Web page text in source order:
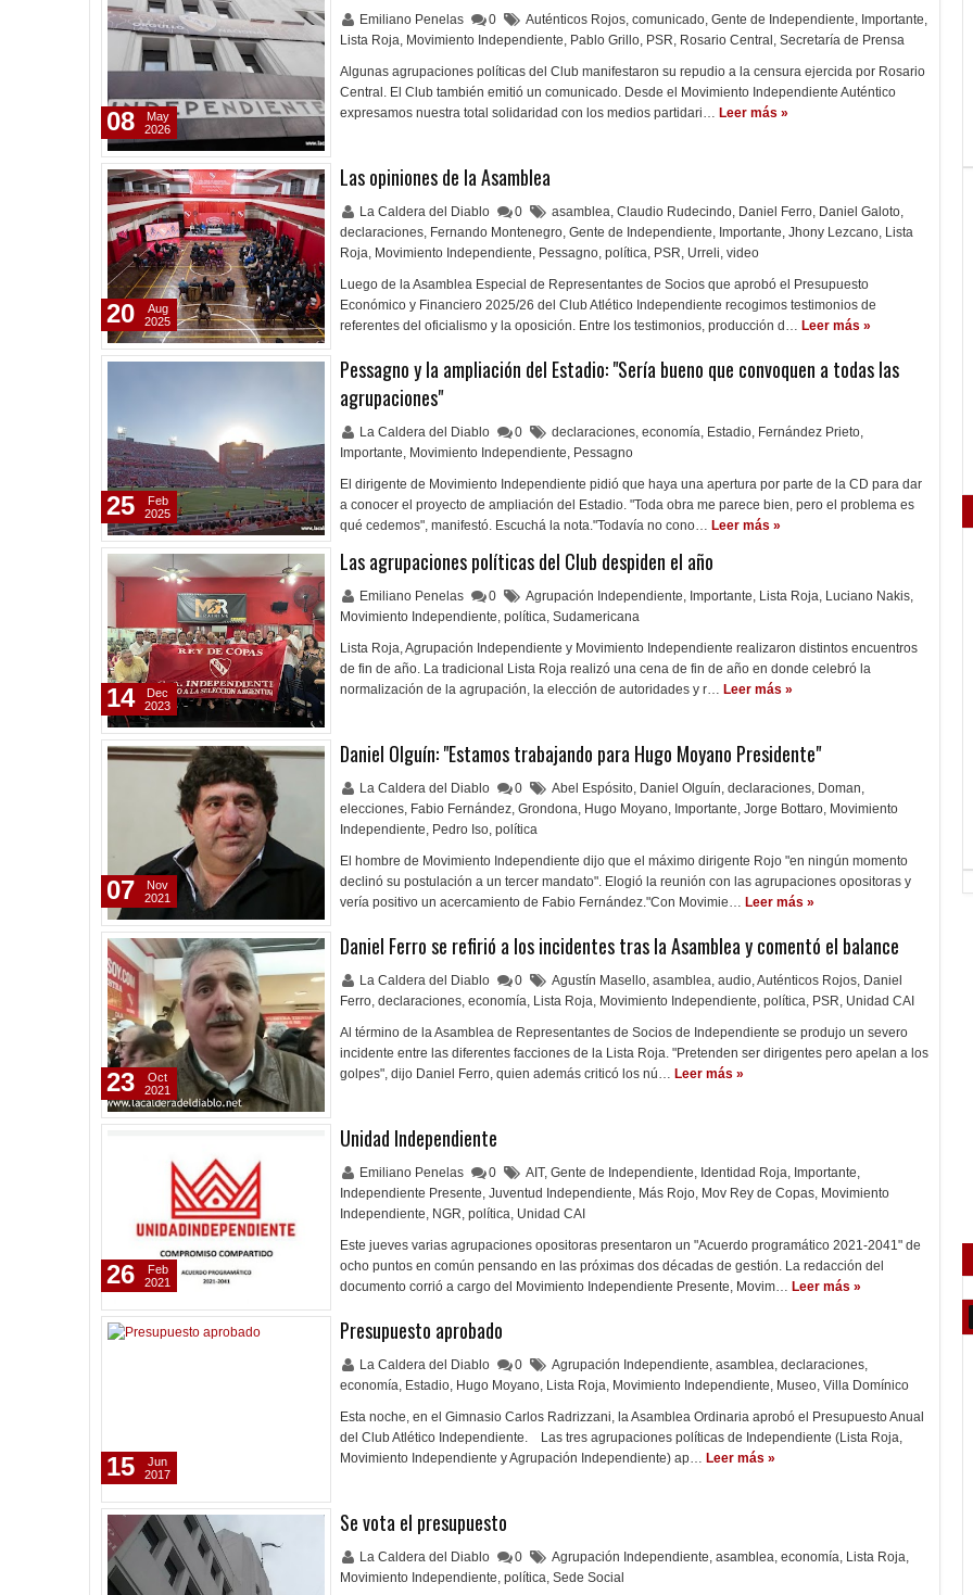
Emiliano Penelas 0 Auténticos Rojos, comunicado, Gente de Independiente, Importante,
Lista Roja, Movimiento Independiente, Pablo Grillo, PSR, Rosario Central , Secretaría de Prensa
Algunas agrupaciones políticas del Club manifestaron su repudio a la censura ejercida por Rosario
Central. El Club también emitió un comunicado. Desde el Movimiento Independiente Auténtico
expresamos nuestra total solidaridad con los medios partidari… Leer más »
08
May
2026
Las opiniones de la Asamblea
La Caldera del Diablo 0 asamblea, Claudio Rudecindo, Daniel Ferro, Daniel Galoto,
declaraciones, Fernando Montenegro, Gente de Independiente, Importante, Jhony Lezcano, Lista
Roja, Movimiento Independiente, Pessagno, política, PSR, Urreli, video
Luego de la Asamblea Especial de Representantes de Socios que aprobó el Presupuesto
Económico y Financiero 2025/26 del Club Atlético Independiente recogimos testimonios de
referentes del oficialismo y la oposición. Entre los testimonios, producción d… Leer más »
20
Aug
2025
Pessagno y la ampliación del Estadio: "Sería bueno que convoquen a todas las
agrupaciones"
La Caldera del Diablo 0 declaraciones, economía, Estadio, Fernández Prieto,
Importante, Movimiento Independiente, Pessagno
El dirigente de Movimiento Independiente pidió que haya una apertura por parte de la CD para dar
a conocer el proyecto de ampliación del Estadio. "Toda obra me parece bien, pero el problema es
qué cedemos", manifestó. Escuchá la nota."Todavía no cono… Leer más »
25
Feb
2025
Las agrupaciones políticas del Club despiden el año
Emiliano Penelas 0 Agrupación Independiente, Importante, Lista Roja, Luciano Nakis,
Movimiento Independiente, política, Sudamericana
Lista Roja, Agrupación Independiente y Movimiento Independiente realizaron distintos encuentros
de fin de año. La tradicional Lista Roja realizó una cena de fin de año en donde celebró la
normalización de la agrupación, la elección de autoridades y r… Leer más »
14
Dec
2023
Daniel Olguín: "Estamos trabajando para Hugo Moyano Presidente"
La Caldera del Diablo 0 Abel Espósito, Daniel Olguín, declaraciones, Doman,
elecciones, Fabio Fernández, Grondona, Hugo Moyano, Importante, Jorge Bottaro, Movimiento
Independiente, Pedro Iso, política
El hombre de Movimiento Independiente dijo que el máximo dirigente Rojo "en ningún momento
declinó su postulación a un tercer mandato". Elogió la reunión con las agrupaciones opositoras y
vería positivo un acercamiento de Fabio Fernández."Con Movimie… Leer más »
07
Nov
2021
Daniel Ferro se refirió a los incidentes tras la Asamblea y comentó el balance
La Caldera del Diablo 0 Agustín Masello, asamblea, audio,Auténticos Rojos, Daniel
Ferro, declaraciones, economía, Lista Roja, Movimiento Independiente, política, PSR, Unidad CAI
Al término de la Asamblea de Representantes de Socios de Independiente se produjo un severo
incidente entre las diferentes facciones de la Lista Roja. "Pretenden ser dirigentes pero apelan a los
golpes", dijo Daniel Ferro, quien además criticó los nú… Leer más »
23
Oct
2021
Unidad Independiente
Emiliano Penelas 0 AIT, Gente de Independiente, Identidad Roja, Importante,
Independiente Presente, Juventud Independiente, Más Rojo, Mov Rey de Copas, Movimiento
Independiente, NGR, política, Unidad CAI
Este jueves varias agrupaciones opositoras presentaron un "Acuerdo programático 2021-2041" de
ocho puntos en común pensando en las próximas dos décadas de gestión. La redacción del
documento corrió a cargo del Movimiento Independiente Presente, Movim… Leer más »
26
Feb
2021
Presupuesto aprobado
La Caldera del Diablo 0 Agrupación Independiente, asamblea, declaraciones,
economía, Estadio, Hugo Moyano, Lista Roja, Movimiento Independiente, Museo, Villa Domínico
Esta noche, en el Gimnasio Carlos Radrizzani, la Asamblea Ordinaria aprobó el Presupuesto Anual
del Club Atlético Independiente. Las tres agrupaciones políticas de Independiente (Lista Roja,
Movimiento Independiente y Agrupación Independiente) ap… Leer más »
15
Jun
2017
Se vota el presupuesto
La Caldera del Diablo 0 Agrupación Independiente, asamblea, economía, Lista Roja,
Movimiento Independiente, política, Sede Social